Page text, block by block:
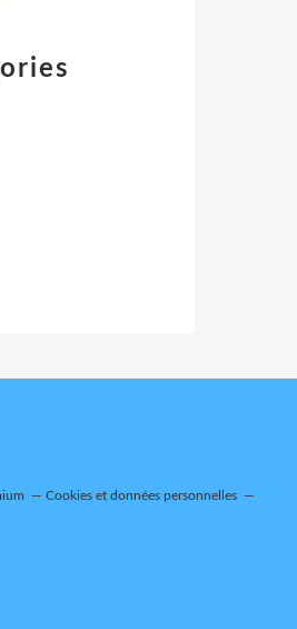
Cookies et données personnelles